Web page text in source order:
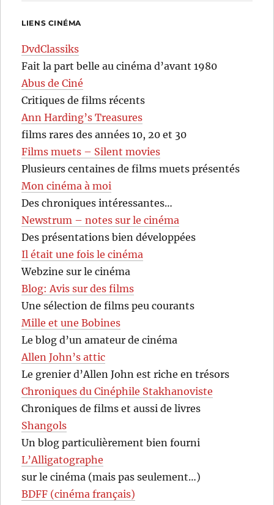
LIENS CINÉMA
DvdClassiks
Fait la part belle au cinéma d’avant 1980
Abus de Ciné
Critiques de films récents
Ann Harding’s Treasures
films rares des années 10, 20 et 30
Films muets – Silent movies
Plusieurs centaines de films muets présentés
Mon cinéma à moi
Des chroniques intéressantes…
Newstrum – notes sur le cinéma
Des présentations bien développées
Il était une fois le cinéma
Webzine sur le cinéma
Blog: Avis sur des films
Une sélection de films peu courants
Mille et une Bobines
Le blog d’un amateur de cinéma
Allen John’s attic
Le grenier d’Allen John est riche en trésors
Chroniques du Cinéphile Stakhanoviste
Chroniques de films et aussi de livres
Shangols
Un blog particulièrement bien fourni
L’Alligatographe
sur le cinéma (mais pas seulement…)
BDFF (cinéma français)